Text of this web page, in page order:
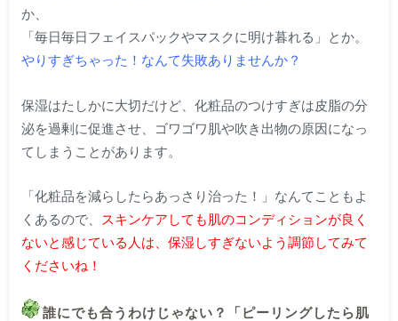
か、
「毎日毎日フェイスパックやマスクに明け暮れる」とか。
やりすぎちゃった！なんて失敗ありませんか？
保湿はたしかに大切だけど、化粧品のつけすぎは皮脂の分
泌を過剰に促進させ、ゴワゴワ肌や吹き出物の原因になっ
てしまうことがあります。
「化粧品を減らしたらあっさり治った！」なんてこともよ
くあるので、
スキンケアしても肌のコンディションが良く
ないと感じている人は、保湿しすぎないよう調節してみて
くださいね！
誰にでも合うわけじゃない？「ピーリングしたら肌